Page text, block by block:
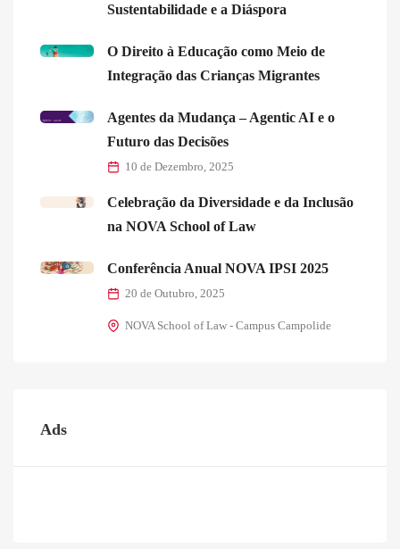
Sustentabilidade e a Diáspora
O Direito à Educação como Meio de
Integração das Crianças Migrantes
Agentes da Mudança – Agentic AI e o
Futuro das Decisões
10 de Dezembro, 2025
Celebração da Diversidade e da Inclusão
na NOVA School of Law
Conferência Anual NOVA IPSI 2025
20 de Outubro, 2025
NOVA School of Law - Campus Campolide
Ads